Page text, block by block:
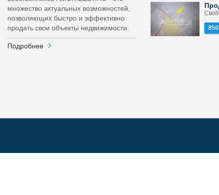
множество актуальных возможностей,
позволяющих быстро и эффективно
продать свои объекты недвижимости.
Подробнее